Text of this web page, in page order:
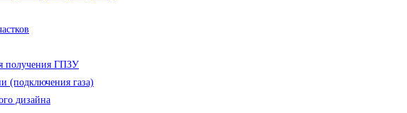
получения ГПЗУ
(подключения газа)
дизайна